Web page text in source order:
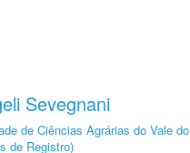
Sevegnani
de Ciências Agrárias do Vale do
de Registro)